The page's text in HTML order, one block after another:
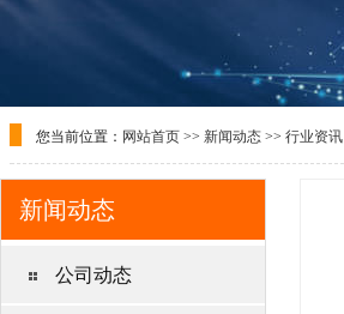
您当前位置： 网站首页 >> 新闻动态 >> 行业资讯
新闻动态
公司动态